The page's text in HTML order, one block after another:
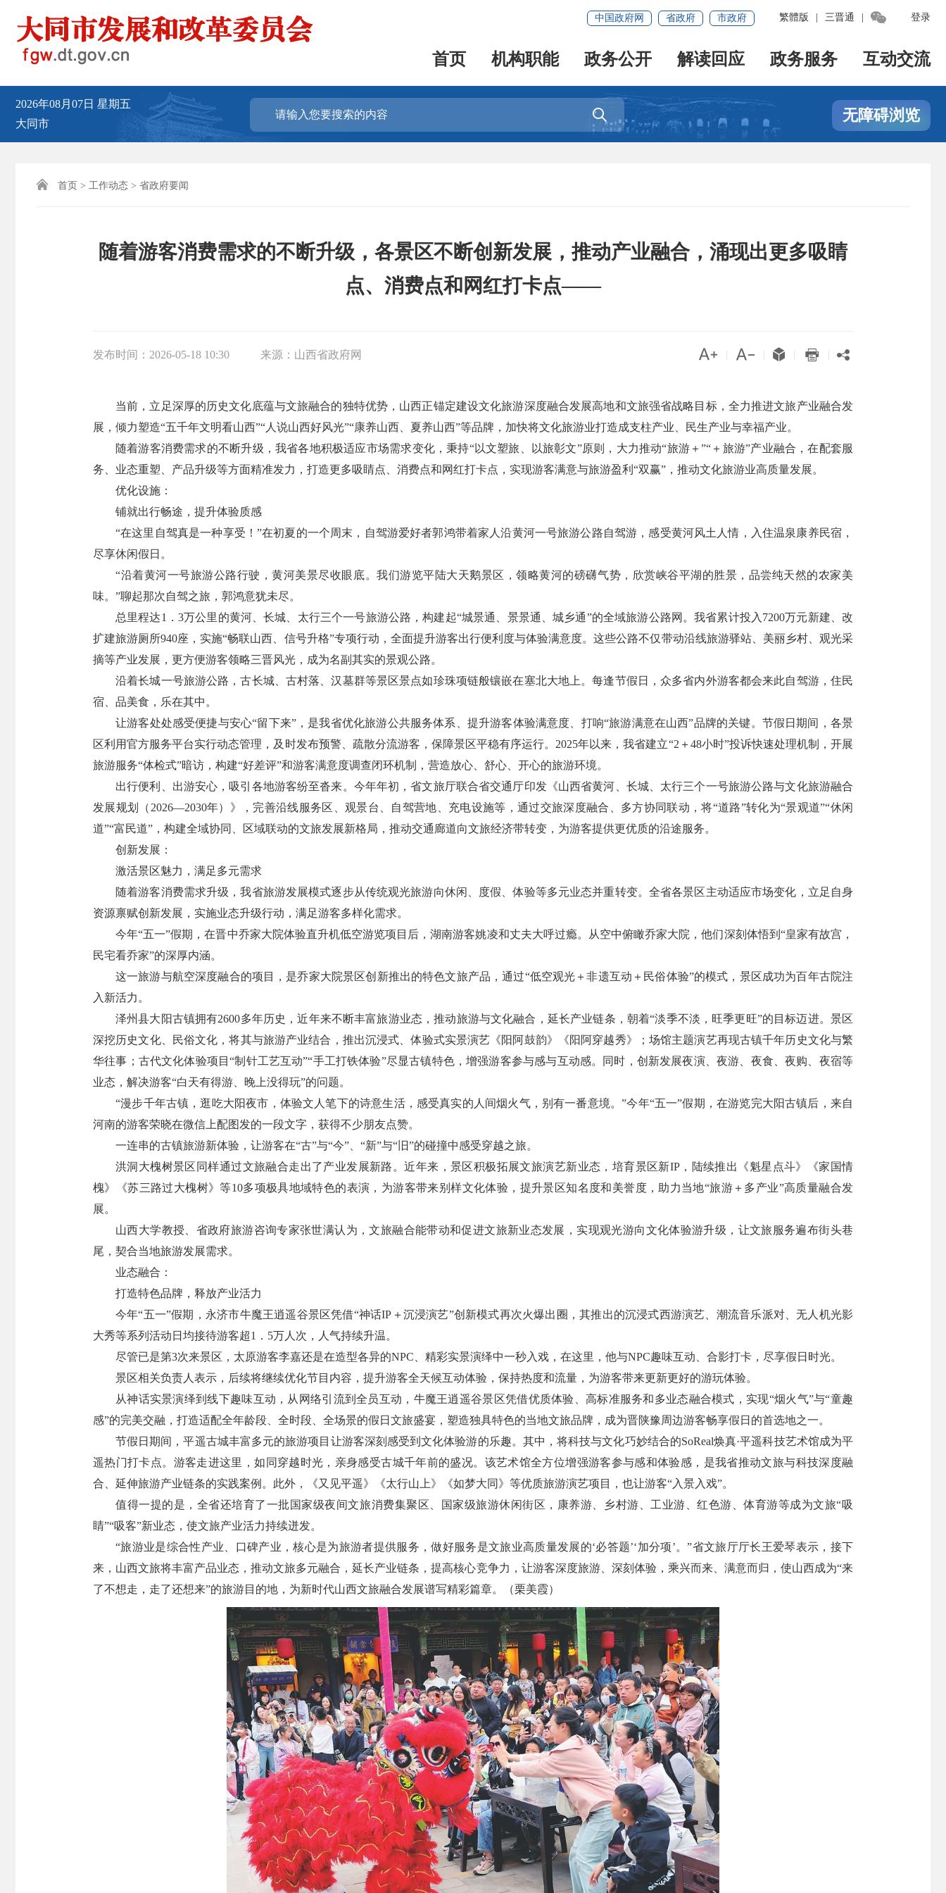
登录
繁體版 三晋通 
中国政府网 省政府 市政府
首页 机构职能 政务公开 解读回应 政务服务 互动交流
2026年08月07日 星期五
大同市
 无障碍浏览
 首页 > 工作动态 > 省政府要闻
随着游客消费需求的不断升级，各景区不断创新发展，推动产业融合，涌现出更多吸睛
点、消费点和网红打卡点——
发布时间： 2026-05-18 10:30 来源： 山西省政府网     
当前，立足深厚的历史文化底蕴与文旅融合的独特优势，山西正锚定建设文化旅游深度融合发展高地和文旅强省战略目标，全力推进文旅产业融合发
展，倾力塑造“五千年文明看山西”“人说山西好风光”“康养山西、夏养山西”等品牌，加快将文化旅游业打造成支柱产业、民生产业与幸福产业。
随着游客消费需求的不断升级，我省各地积极适应市场需求变化，秉持“以文塑旅、以旅彰文”原则，大力推动“旅游＋”“＋旅游”产业融合，在配套服
务、业态重塑、产品升级等方面精准发力，打造更多吸睛点、消费点和网红打卡点，实现游客满意与旅游盈利“双赢”，推动文化旅游业高质量发展。
优化设施：
铺就出行畅途，提升体验质感
“在这里自驾真是一种享受！”在初夏的一个周末，自驾游爱好者郭鸿带着家人沿黄河一号旅游公路自驾游，感受黄河风土人情，入住温泉康养民宿，
尽享休闲假日。
“沿着黄河一号旅游公路行驶，黄河美景尽收眼底。我们游览平陆大天鹅景区，领略黄河的磅礴气势，欣赏峡谷平湖的胜景，品尝纯天然的农家美
味。”聊起那次自驾之旅，郭鸿意犹未尽。
总里程达1．3万公里的黄河、长城、太行三个一号旅游公路，构建起“城景通、景景通、城乡通”的全域旅游公路网。我省累计投入7200万元新建、改
扩建旅游厕所940座，实施“畅联山西、信号升格”专项行动，全面提升游客出行便利度与体验满意度。这些公路不仅带动沿线旅游驿站、美丽乡村、观光采
摘等产业发展，更方便游客领略三晋风光，成为名副其实的景观公路。
沿着长城一号旅游公路，古长城、古村落、汉墓群等景区景点如珍珠项链般镶嵌在塞北大地上。每逢节假日，众多省内外游客都会来此自驾游，住民
宿、品美食，乐在其中。
让游客处处感受便捷与安心“留下来”，是我省优化旅游公共服务体系、提升游客体验满意度、打响“旅游满意在山西”品牌的关键。节假日期间，各景
区利用官方服务平台实行动态管理，及时发布预警、疏散分流游客，保障景区平稳有序运行。2025年以来，我省建立“2＋48小时”投诉快速处理机制，开展
旅游服务“体检式”暗访，构建“好差评”和游客满意度调查闭环机制，营造放心、舒心、开心的旅游环境。
出行便利、出游安心，吸引各地游客纷至沓来。今年年初，省文旅厅联合省交通厅印发《山西省黄河、长城、太行三个一号旅游公路与文化旅游融合
发展规划（2026—2030年）》，完善沿线服务区、观景台、自驾营地、充电设施等，通过交旅深度融合、多方协同联动，将“道路”转化为“景观道”“休闲
道”“富民道”，构建全域协同、区域联动的文旅发展新格局，推动交通廊道向文旅经济带转变，为游客提供更优质的沿途服务。
创新发展：
激活景区魅力，满足多元需求
随着游客消费需求升级，我省旅游发展模式逐步从传统观光旅游向休闲、度假、体验等多元业态并重转变。全省各景区主动适应市场变化，立足自身
资源禀赋创新发展，实施业态升级行动，满足游客多样化需求。
今年“五一”假期，在晋中乔家大院体验直升机低空游览项目后，湖南游客姚凌和丈夫大呼过瘾。从空中俯瞰乔家大院，他们深刻体悟到“皇家有故宫，
民宅看乔家”的深厚内涵。
这一旅游与航空深度融合的项目，是乔家大院景区创新推出的特色文旅产品，通过“低空观光＋非遗互动＋民俗体验”的模式，景区成功为百年古院注
入新活力。
泽州县大阳古镇拥有2600多年历史，近年来不断丰富旅游业态，推动旅游与文化融合，延长产业链条，朝着“淡季不淡，旺季更旺”的目标迈进。景区
深挖历史文化、民俗文化，将其与旅游产业结合，推出沉浸式、体验式实景演艺《阳阿鼓韵》《阳阿穿越秀》；场馆主题演艺再现古镇千年历史文化与繁
华往事；古代文化体验项目“制针工艺互动”“手工打铁体验”尽显古镇特色，增强游客参与感与互动感。同时，创新发展夜演、夜游、夜食、夜购、夜宿等
业态，解决游客“白天有得游、晚上没得玩”的问题。
“漫步千年古镇，逛吃大阳夜市，体验文人笔下的诗意生活，感受真实的人间烟火气，别有一番意境。”今年“五一”假期，在游览完大阳古镇后，来自
河南的游客荣晓在微信上配图发的一段文字，获得不少朋友点赞。
一连串的古镇旅游新体验，让游客在“古”与“今”、“新”与“旧”的碰撞中感受穿越之旅。
洪洞大槐树景区同样通过文旅融合走出了产业发展新路。近年来，景区积极拓展文旅演艺新业态，培育景区新IP，陆续推出《魁星点斗》《家国情
槐》《苏三路过大槐树》等10多项极具地域特色的表演，为游客带来别样文化体验，提升景区知名度和美誉度，助力当地“旅游＋多产业”高质量融合发
展。
山西大学教授、省政府旅游咨询专家张世满认为，文旅融合能带动和促进文旅新业态发展，实现观光游向文化体验游升级，让文旅服务遍布街头巷
尾，契合当地旅游发展需求。
业态融合：
打造特色品牌，释放产业活力
今年“五一”假期，永济市牛魔王逍遥谷景区凭借“神话IP＋沉浸演艺”创新模式再次火爆出圈，其推出的沉浸式西游演艺、潮流音乐派对、无人机光影
大秀等系列活动日均接待游客超1．5万人次，人气持续升温。
尽管已是第3次来景区，太原游客李嘉还是在造型各异的NPC、精彩实景演绎中一秒入戏，在这里，他与NPC趣味互动、合影打卡，尽享假日时光。
景区相关负责人表示，后续将继续优化节目内容，提升游客全天候互动体验，保持热度和流量，为游客带来更新更好的游玩体验。
从神话实景演绎到线下趣味互动，从网络引流到全员互动，牛魔王逍遥谷景区凭借优质体验、高标准服务和多业态融合模式，实现“烟火气”与“童趣
感”的完美交融，打造适配全年龄段、全时段、全场景的假日文旅盛宴，塑造独具特色的当地文旅品牌，成为晋陕豫周边游客畅享假日的首选地之一。
节假日期间，平遥古城丰富多元的旅游项目让游客深刻感受到文化体验游的乐趣。其中，将科技与文化巧妙结合的SoReal焕真·平遥科技艺术馆成为平
遥热门打卡点。游客走进这里，如同穿越时光，亲身感受古城千年前的盛况。该艺术馆全方位增强游客参与感和体验感，是我省推动文旅与科技深度融
合、延伸旅游产业链条的实践案例。此外，《又见平遥》《太行山上》《如梦大同》等优质旅游演艺项目，也让游客“入景入戏”。
值得一提的是，全省还培育了一批国家级夜间文旅消费集聚区、国家级旅游休闲街区，康养游、乡村游、工业游、红色游、体育游等成为文旅“吸
睛”“吸客”新业态，使文旅产业活力持续迸发。
“旅游业是综合性产业、口碑产业，核心是为旅游者提供服务，做好服务是文旅业高质量发展的‘必答题’‘加分项’。”省文旅厅厅长王爱琴表示，接下
来，山西文旅将丰富产品业态，推动文旅多元融合，延长产业链条，提高核心竞争力，让游客深度旅游、深刻体验，乘兴而来、满意而归，使山西成为“来
了不想走，走了还想来”的旅游目的地，为新时代山西文旅融合发展谱写精彩篇章。（栗美霞）